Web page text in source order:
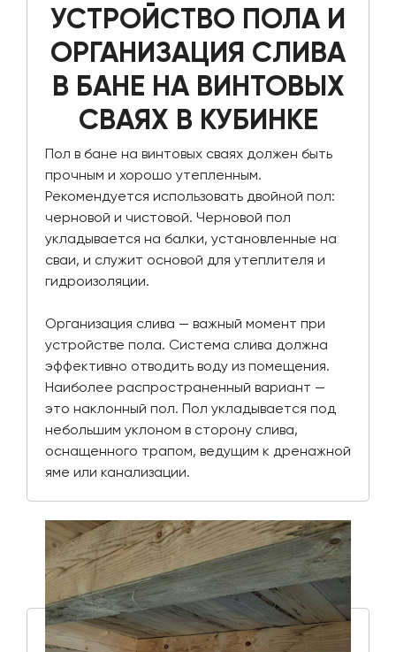
УСТРОЙСТВО ПОЛА И
ОРГАНИЗАЦИЯ СЛИВА
В БАНЕ НА ВИНТОВЫХ
СВАЯХ В КУБИНКЕ
Пол в бане на винтовых сваях должен быть
прочным и хорошо утепленным.
Рекомендуется использовать двойной пол:
черновой и чистовой. Черновой пол
укладывается на балки, установленные на
сваи, и служит основой для утеплителя и
гидроизоляции.
Организация слива — важный момент при
устройстве пола. Система слива должна
эффективно отводить воду из помещения.
Наиболее распространенный вариант —
это наклонный пол. Пол укладывается под
небольшим уклоном в сторону слива,
оснащенного трапом, ведущим к дренажной
яме или канализации.